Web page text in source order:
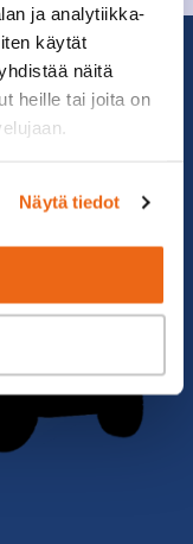
ja analytiikka-
käytät
näitä
heille tai joita on
Näytä tiedot